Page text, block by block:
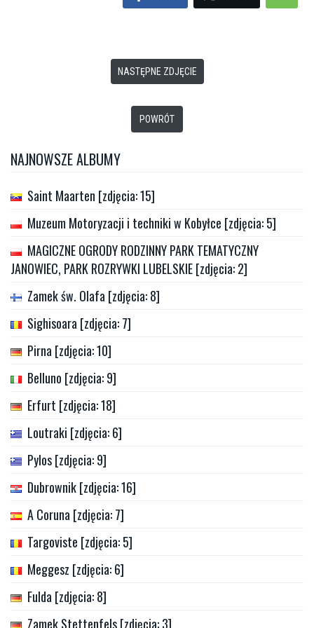
NASTĘPNE ZDJĘCIE
POWRÓT
NAJNOWSZE ALBUMY
Saint Maarten [zdjęcia: 15]
Muzeum Motoryzacji i techniki w Kobyłce [zdjęcia: 5]
MAGICZNE OGRODY RODZINNY PARK TEMATYCZNY
JANOWIEC, PARK ROZRYWKI LUBELSKIE [zdjęcia: 2]
Zamek św. Olafa [zdjęcia: 8]
Sighisoara [zdjęcia: 7]
Pirna [zdjęcia: 10]
Belluno [zdjęcia: 9]
Erfurt [zdjęcia: 18]
Loutraki [zdjęcia: 6]
Pylos [zdjęcia: 9]
Dubrownik [zdjęcia: 16]
A Coruna [zdjęcia: 7]
Targoviste [zdjęcia: 5]
Meggesz [zdjęcia: 6]
Fulda [zdjęcia: 8]
Zamek Stettenfels [zdjęcia: 3]